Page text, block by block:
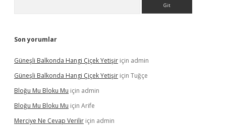
Son yorumlar
Güneşli Balkonda Hangi Çiçek Yetişir için admin
Güneşli Balkonda Hangi Çiçek Yetişir için Tuğçe
Bloğu Mu Bloku Mu için admin
Bloğu Mu Bloku Mu için Arife
Merciye Ne Cevap Verilir için admin